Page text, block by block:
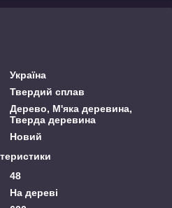
Україна
Твердий сплав
Дерево, М'яка деревина,
Тверда деревина
Новий
48
На дереві